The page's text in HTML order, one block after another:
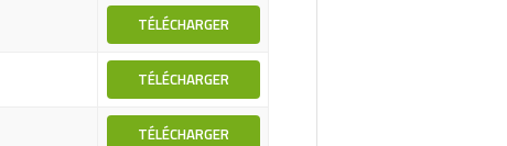
TÉLÉCHARGER
TÉLÉCHARGER
TÉLÉCHARGER